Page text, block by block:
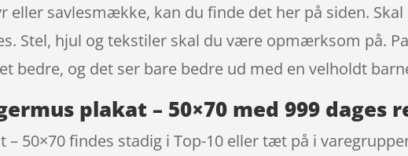
eller savlesmække, kan du finde det her på siden.
Stel, hjul og tekstiler skal du være opmærksom på.
bedre, og det ser bare bedre ud med en velholdt
plakat – 50×70 med 999 dages
– 50×70 findes stadig i Top-10 eller tæt på i